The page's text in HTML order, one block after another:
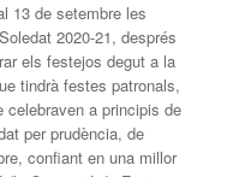
13 de setembre les
2020-21, després
els festejos degut a la
tindrà festes patronals,
a principis de
per prudència, de
confiant en una millor